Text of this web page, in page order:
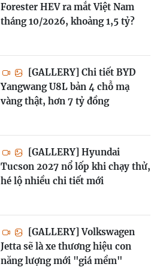
Forester HEV ra mắt Việt Nam
tháng 10/2026, khoảng 1,5 tỷ?
[GALLERY] Chi tiết BYD
Yangwang U8L bản 4 chỗ mạ
vàng thật, hơn 7 tỷ đồng
[GALLERY] Hyundai
Tucson 2027 nổ lốp khi chạy thử,
hé lộ nhiều chi tiết mới
[GALLERY] Volkswagen
Jetta sẽ là xe thương hiệu con
năng lượng mới "giá mềm"